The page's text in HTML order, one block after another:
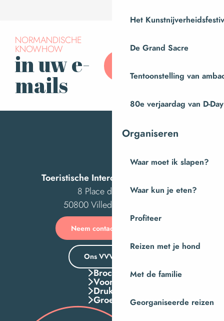
Het
De Grand Sacre
Tentoonstelling van
80e verjaardag van D-Day
Organiseren
Waar moet ik slapen?
Waar kun je eten?
Profiteer
Reizen met je hond
Met de familie
Georganiseerde reizen
NORMANDISCHE
KNOWHOW
in uw e-
mails
Toeristische Intercom van Villedieu
8 Place des Costils
50800 Villedieu-les-Poêles
Neem contact met ons op
Ons VVV-kantoor
Brochures
Voordelen
Druk Op
Groepen